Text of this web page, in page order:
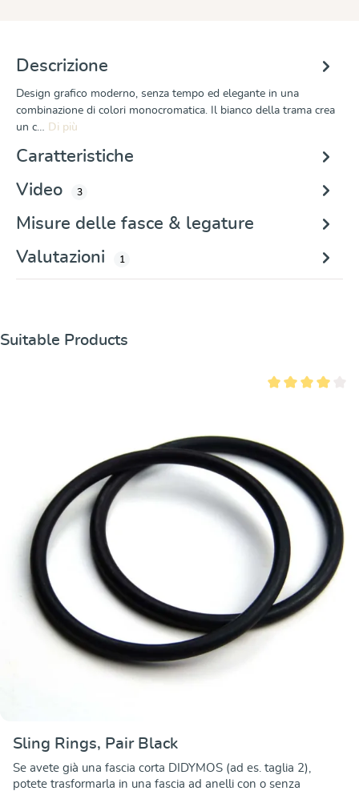
Descrizione
Design grafico moderno, senza tempo ed elegante in una
combinazione di colori monocromatica. Il bianco della trama crea
un c… Di più
Caratteristiche
Video
3
Misure delle fasce & legature
Valutazioni
1
Salta la galleria dei prodotti
Suitable Products
Sling Rings, Pair Black
Se avete già una fascia corta DIDYMOS (ad es. taglia 2),
potete trasformarla in una fascia ad anelli con o senza